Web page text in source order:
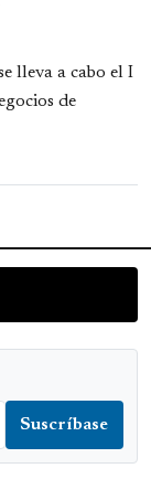
lleva a cabo el I
de